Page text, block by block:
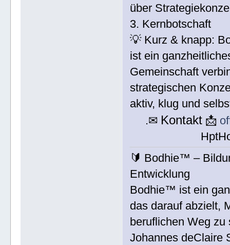
über
3. Kernbotschaft
💡 Kurz & knapp:
ist ein
Gemeinschaft
strategischen
aktiv, klug und
.✉ Kontakt 📩
🔰 Bodhie™ –
Entwicklung
Bodhie™ ist ein
das darauf abzielt,
beruflichen Weg
Johannes deClaire